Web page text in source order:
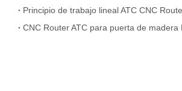
Principio de trabajo lineal ATC CNC
CNC Router ATC para puerta de madera